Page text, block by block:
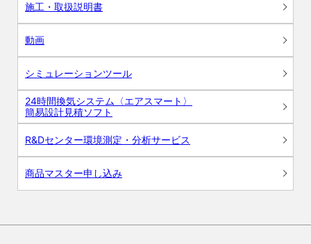
施工・取扱説明書
動画
シミュレーションツール
24時間換気システム〈エアスマート〉
簡易設計見積ソフト
R&Dセンター環境測定・分析サービス
商品マスター申し込み